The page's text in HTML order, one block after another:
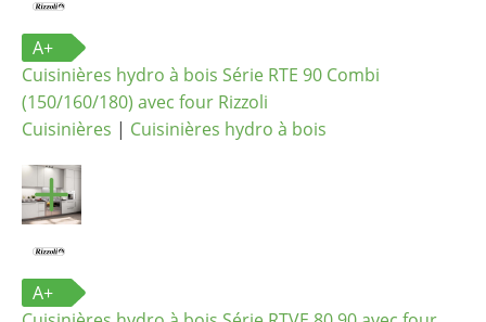
A+
Cuisinières hydro à bois Série RTE 90 Combi
(150/160/180) avec four Rizzoli
Cuisinières | Cuisinières hydro à bois
A+